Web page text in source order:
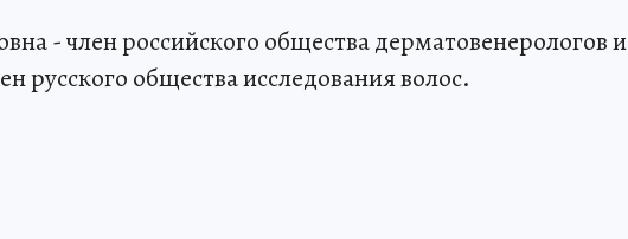
- член российского общества дерматовенерологов и
русского общества исследования волос.